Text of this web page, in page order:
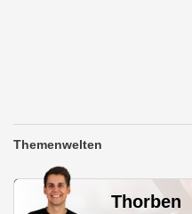
Themenwelten
Thorben